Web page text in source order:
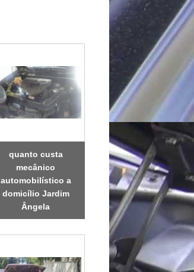
quanto custa
mecânico
automobilístico a
domicílio Jardim
Ângela